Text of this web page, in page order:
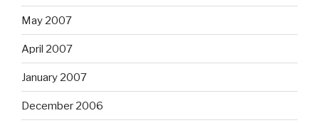
May 2007
April 2007
January 2007
December 2006